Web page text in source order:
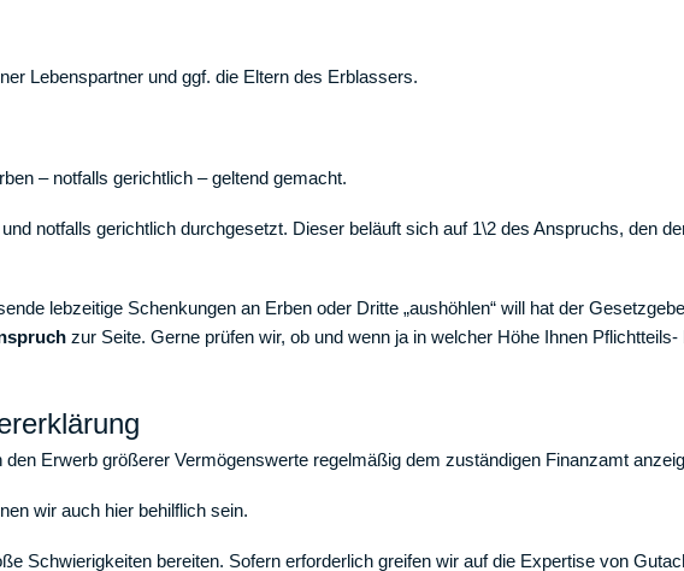
Lebenspartner und ggf. die Eltern des Erblassers.
– notfalls gerichtlich – geltend gemacht.
notfalls gerichtlich durchgesetzt. Dieser beläuft sich auf 1\2 des Anspruchs, den
lebzeitige Schenkungen an Erben oder Dritte „aushöhlen“ will hat der
zur Seite. Gerne prüfen wir, ob und wenn ja in welcher Höhe Ihnen Pflichtteils-
Erwerb größerer Vermögenswerte regelmäßig dem zuständigen Finanzamt
wir auch hier behilflich sein.
Schwierigkeiten bereiten. Sofern erforderlich greifen wir auf die Expertise von